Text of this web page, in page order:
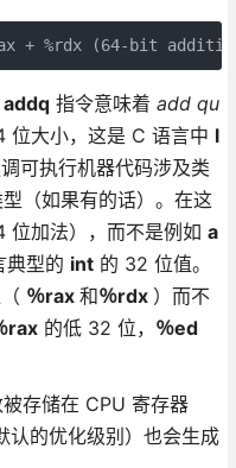
+ %rdx (64-bit
addq指令意味着 add qu
大小，这是 C 语言中 l
可执行机器代码涉及类
（如果有的话）。在这
位加法），而不是例如 a
型的 int的 32 位值。
％rax 和％rdx ）而不
rax的低 32 位， ％ed
存储在 CPU 寄存器
认的优化级别）也会生成